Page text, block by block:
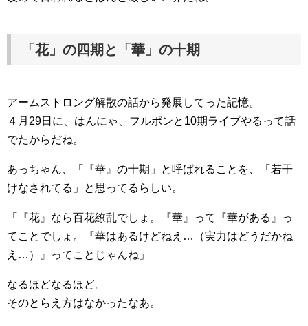
「花」の四期と「華」の十期
アームストロング解散の話から発展してった記憶。
４月29日に、はんにゃ、フルポンと10期ライブやるって話
でたからだね。
あっちゃん、「『華』の十期」と呼ばれることを、「若干
けなされてる」と思ってるらしい。
「『花』なら百花繚乱でしょ。『華』って『華がある』っ
てことでしょ。『華はあるけどねえ…（実力はどうだかね
え…）』ってことじゃんね」
なるほどなるほど。
そのとらえ方はなかったなあ。